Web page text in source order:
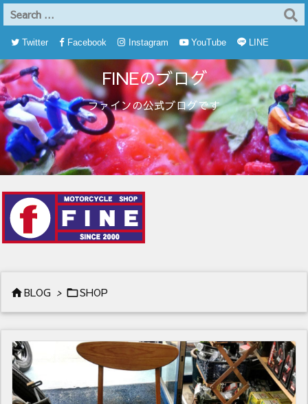
Twitter Facebook Instagram YouTube LINE
RSS Feedly FINEのブログ
ファインの公式ブログです
BLOG > SHOP